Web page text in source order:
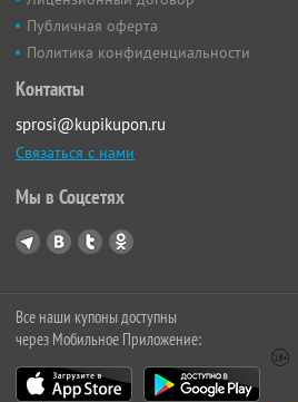
Публичная оферта
Политика конфиденциальности
Контакты
sprosi@kupikupon.ru
Связаться с нами
Мы в Соцсетях
Все наши купоны доступны
через Мобильное Приложение: